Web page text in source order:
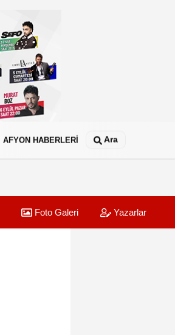
AFYON HABERLERİ Ara
Foto Galeri Yazarlar